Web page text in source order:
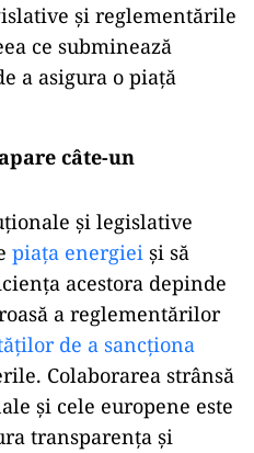
și reglementările
ce subminează
a asigura o piață
câte-un
și legislative
piața energiei și să
acestora depinde
a reglementărilor
de a sancționa
Colaborarea strânsă
și cele europene este
transparența și